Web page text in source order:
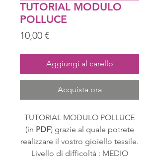
TUTORIAL MODULO
POLLUCE
10,00 €Prezzo
Aggiungi al carello
Acquista ora
TUTORIAL MODULO POLLUCE
(in PDF) grazie al quale potrete
realizzare il vostro gioiello tessile.
Livello di difficoltà : MEDIO